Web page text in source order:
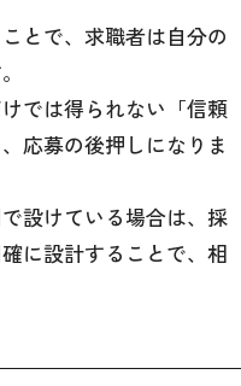
とで、求職者は自分の
では得られない「信頼
応募の後押しになりま
設けている場合は、採
に設計することで、相